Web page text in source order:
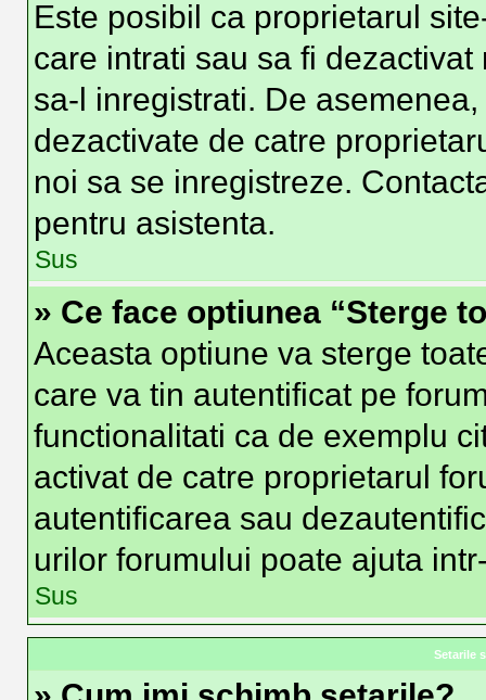
Este posibil ca proprietarul
care intrati sau sa fi
sa-l inregistrati. De
dezactivate de catre
noi sa se inregistreze.
pentru asistenta.
Sus
» Ce face optiunea “Sterge
Aceasta optiune va sterge
care va tin autentificat pe
functionalitati ca de exemplu
activat de catre proprietarul
autentificarea sau
urilor forumului poate ajuta
Sus
Setarile